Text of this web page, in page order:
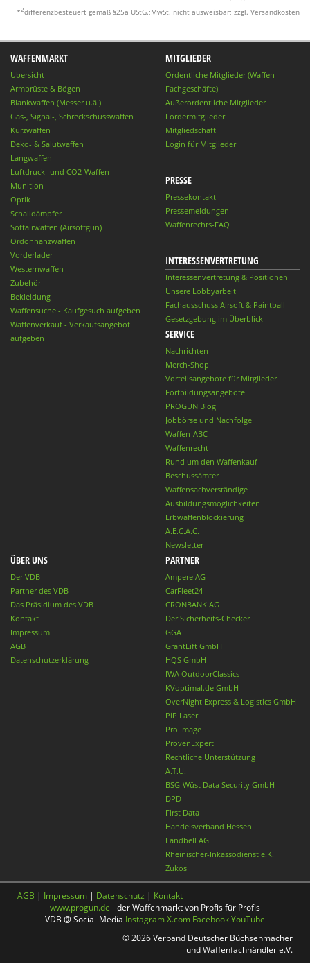
*2differenzbesteuert gemäß §25a UStG.;MwSt. nicht ausweisbar; zzgl. Versandkosten
WAFFENMARKT
Übersicht
Armbrüste & Bögen
Blankwaffen (Messer u.ä.)
Gas-, Signal-, Schreckschusswaffen
Kurzwaffen
Deko- & Salutwaffen
Langwaffen
Luftdruck- und CO2-Waffen
Munition
Optik
Schalldämpfer
Softairwaffen (Airsoftgun)
Ordonnanzwaffen
Vorderlader
Westernwaffen
Zubehör
Bekleidung
Waffensuche - Kaufgesuch aufgeben
Waffenverkauf - Verkaufsangebot
aufgeben
MITGLIEDER
Ordentliche Mitglieder (Waffen-
Fachgeschäfte)
Außerordentliche Mitglieder
Fördermitglieder
Mitgliedschaft
Login für Mitglieder
PRESSE
Pressekontakt
Pressemeldungen
Waffenrechts-FAQ
INTERESSENVERTRETUNG
Interessenvertretung & Positionen
Unsere Lobbyarbeit
Fachausschuss Airsoft & Paintball
Gesetzgebung im Überblick
SERVICE
Nachrichten
Merch-Shop
Vorteilsangebote für Mitglieder
Fortbildungsangebote
PROGUN Blog
Jobbörse und Nachfolge
Waffen-ABC
Waffenrecht
Rund um den Waffenkauf
Beschussämter
Waffensachverständige
Ausbildungsmöglichkeiten
Erbwaffenblockierung
A.E.C.A.C.
Newsletter
ÜBER UNS
Der VDB
Partner des VDB
Das Präsidium des VDB
Kontakt
Impressum
AGB
Datenschutzerklärung
PARTNER
Ampere AG
CarFleet24
CRONBANK AG
Der Sicherheits-Checker
GGA
GrantLift GmbH
HQS GmbH
IWA OutdoorClassics
KVoptimal.de GmbH
OverNight Express & Logistics GmbH
PiP Laser
Pro Image
ProvenExpert
Rechtliche Unterstützung
A.T.U.
BSG-Wüst Data Security GmbH
DPD
First Data
Handelsverband Hessen
Landbell AG
Rheinischer-Inkassodienst e.K.
Zukos
AGB | Impressum | Datenschutz | Kontakt
www.progun.de - der Waffenmarkt von Profis für Profis
VDB @ Social-Media InstagramX.com FacebookYouTube
© 2026 Verband Deutscher Büchsenmacher
und Waffenfachhändler e.V.